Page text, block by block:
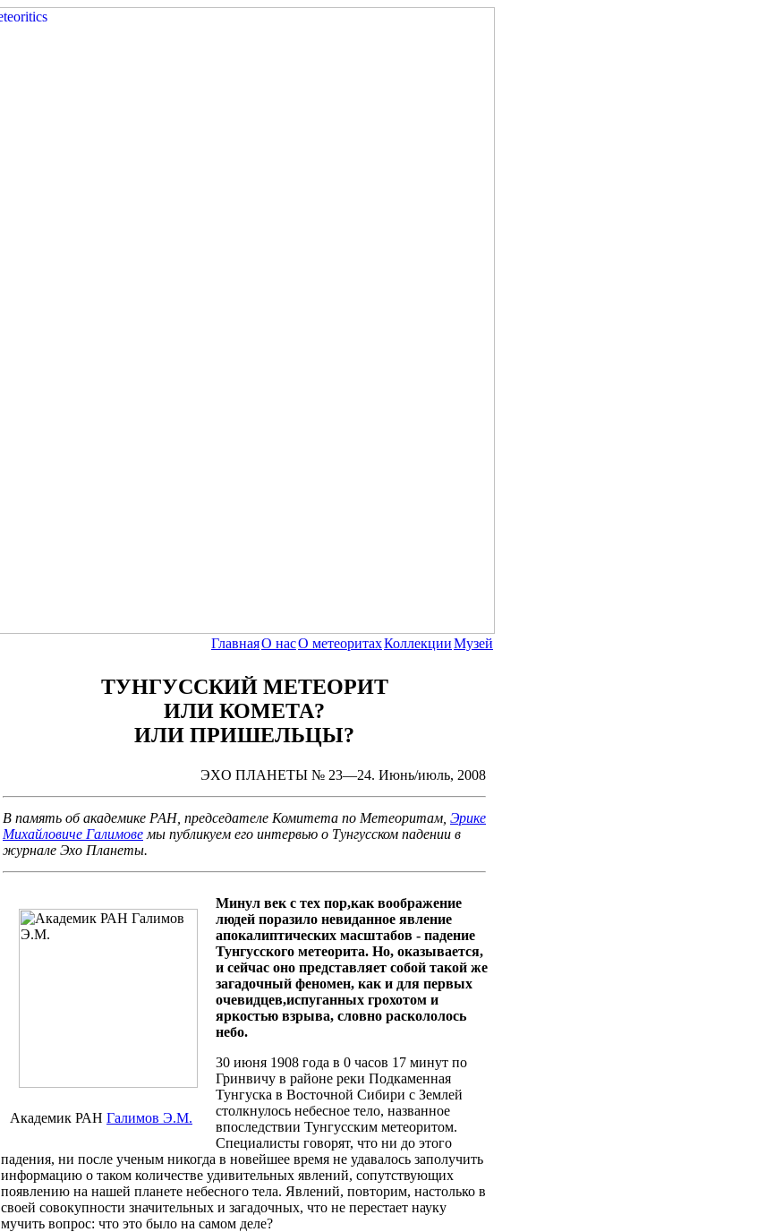
ГлавнаяО насО метеоритахКоллекцииМузей
ТУНГУССКИЙ МЕТЕОРИТ
ИЛИ КОМЕТА?
ИЛИ ПРИШЕЛЬЦЫ?
ЭXO ПЛАНЕТЫ № 23—24. Июнь/июль, 2008
В память об академике РАН, председателе Комитета по Метеоритам, Эрике
Михайловиче Галимове мы публикуем его интервью о Тунгусском падении в
журнале Эхо Планеты.
Академик РАН Галимов Э.М.
Минул век с тех пор,как воображение
людей поразило невиданное явление
апокалиптических масштабов - падение
Тунгусского метеорита. Но, оказывается,
и сейчас оно представляет собой такой же
загадочный феномен, как и для первых
очевидцев,испуганных грохотом и
яркостью взрыва, словно раскололось
небо.
30 июня 1908 года в 0 часов 17 минут по
Гринвичу в районе реки Подкаменная
Тунгуска в Восточной Сибири с Землей
столкнулось небесное тело, названное
впоследствии Тунгусским метеоритом.
Специалисты говорят, что ни до этого
падения, ни после ученым никогда в новейшее время не удавалось заполучить
информацию о таком количестве удивительных явлений, сопутствующих
появлению на нашей планете небесного тела. Явлений, повторим, настолько в
своей совокупности значительных и загадочных, что не перестает науку
мучить вопрос: что это было на самом деле?